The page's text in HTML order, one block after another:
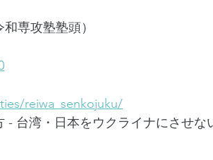
専攻塾塾頭）
reiwa_senkojuku/
湾・日本をウクライナにさせな